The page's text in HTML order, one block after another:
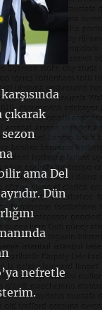
çıkarak
ama Del
Dün
nefretle